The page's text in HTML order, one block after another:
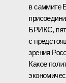
в саммите
БРИКС,
с
зрения
Какое